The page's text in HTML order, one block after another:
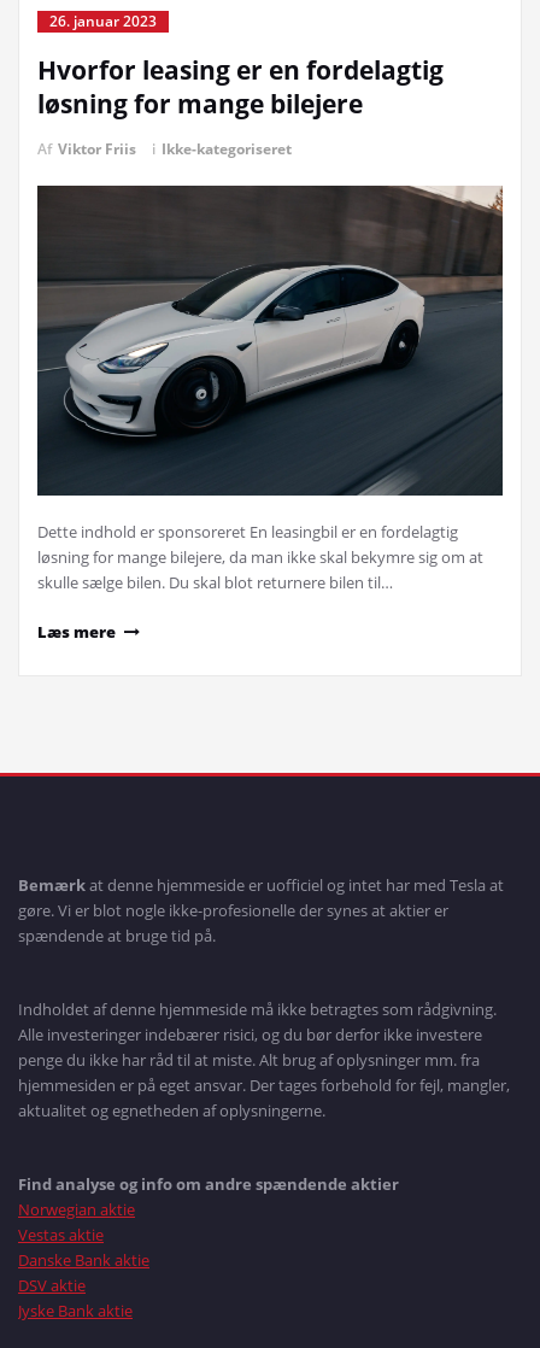
26. januar 2023
Hvorfor leasing er en fordelagtig
løsning for mange bilejere
Af Viktor Friis i Ikke-kategoriseret
Dette indhold er sponsoreret En leasingbil er en fordelagtig
løsning for mange bilejere, da man ikke skal bekymre sig om at
skulle sælge bilen. Du skal blot returnere bilen til…
Læs mere
Bemærkat denne hjemmeside er uofficiel og intet har med Tesla at
gøre. Vi er blot nogle ikke-profesionelle der synes at aktier er
spændende at bruge tid på.
Indholdet af denne hjemmeside må ikke betragtes som rådgivning.
Alle investeringer indebærer risici, og du bør derfor ikke investere
penge du ikke har råd til at miste. Alt brug af oplysninger mm. fra
hjemmesiden er på eget ansvar. Der tages forbehold for fejl, mangler,
aktualitet og egnetheden af oplysningerne.
Find analyse og info om andre spændende aktier
Norwegian aktie
Vestas aktie
Danske Bank aktie
DSV aktie
Jyske Bank aktie